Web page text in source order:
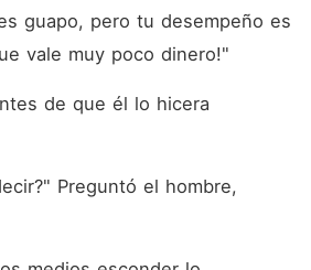
guapo, pero tu desempeño es
vale muy poco dinero!"
de que él lo hicera
Preguntó el hombre,